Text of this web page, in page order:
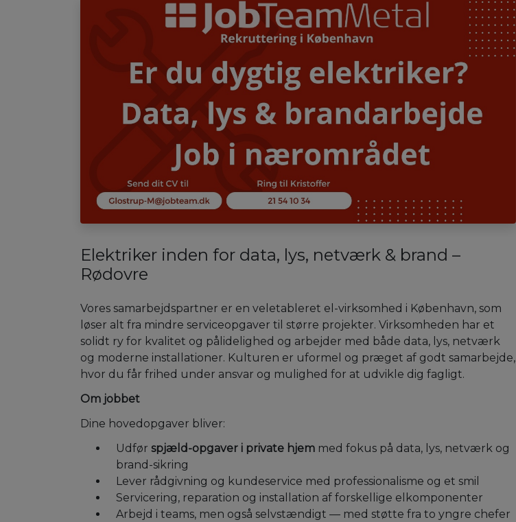
Elektriker inden for data, lys, netværk & brand –
Rødovre
Vores samarbejdspartner er en veletableret el-virksomhed i København, som
løser alt fra mindre serviceopgaver til større projekter. Virksomheden har et
solidt ry for kvalitet og pålidelighed og arbejder med både data, lys, netværk
og moderne installationer. Kulturen er uformel og præget af godt samarbejde,
hvor du får frihed under ansvar og mulighed for at udvikle dig fagligt.
Om jobbet
Dine hovedopgaver bliver:
Udfør spjæld-opgaver i private hjem med fokus på data, lys, netværk og
brand-sikring
Lever rådgivning og kundeservice med professionalisme og et smil
Servicering, reparation og installation af forskellige elkomponenter
Arbejd i teams, men også selvstændigt — med støtte fra to yngre chefer